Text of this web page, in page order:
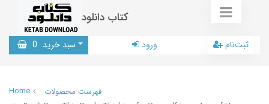
کتاب دانلود
سبد خرید 0 ورود ثبت‌نام
Home
فهرست محصولات